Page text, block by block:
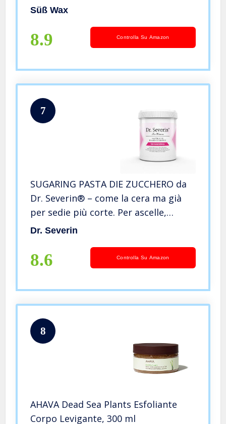
tessuto non tessuto.
Süß Wax
8.9 Controlla Su Amazon
7
SUGARING PASTA DIE ZUCCHERO da
Dr. Severin® – come la cera ma già
per sedie più corte. Per ascelle,
gambe + zona intima. Per donne +
Dr. Severin
8.6 Controlla Su Amazon
8
AHAVA Dead Sea Plants Esfoliante
Corpo Levigante, 300 ml